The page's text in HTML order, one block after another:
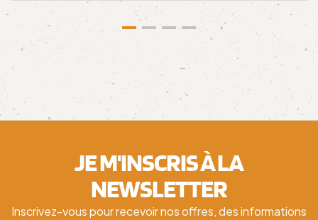
JE M'INSCRIS À LA
NEWSLETTER
Inscrivez-vous pour recevoir nos offres, des informations